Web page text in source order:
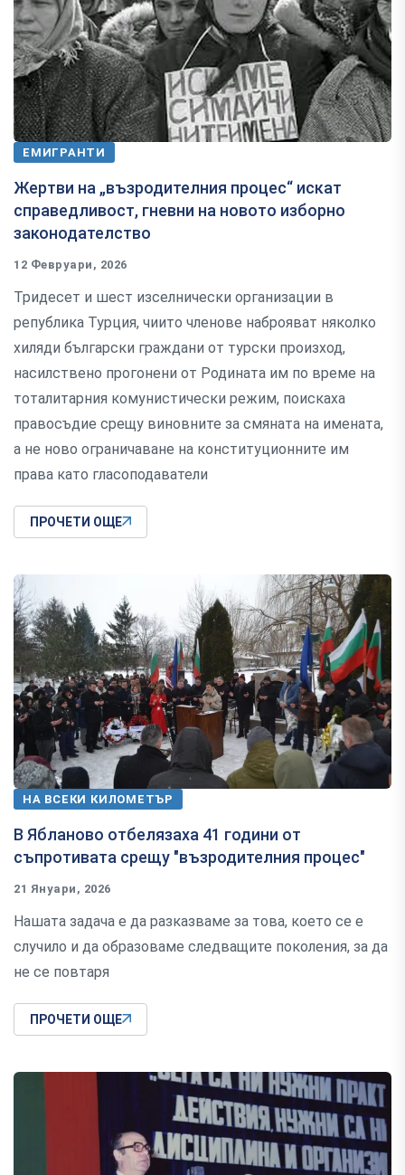
ЕМИГРАНТИ
Жертви на „възродителния процес“ искат
справедливост, гневни на новото изборно
законодателство
12 Февруари, 2026
Тридесет и шест изселнически организации в
република Турция, чиито членове наброяват няколко
хиляди български граждани от турски произход,
насилствено прогонени от Родината им по време на
тоталитарния комунистически режим, поискаха
правосъдие срещу виновните за смяната на имената,
а не ново ограничаване на конституционните им
права като гласоподаватели
ПРОЧЕТИ ОЩЕ
НА ВСЕКИ КИЛОМЕТЪР
В Ябланово отбелязаха 41 години от
съпротивата срещу "възродителния процес"
21 Януари, 2026
Нашата задача е да разказваме за това, което се е
случило и да образоваме следващите поколения, за да
не се повтаря
ПРОЧЕТИ ОЩЕ